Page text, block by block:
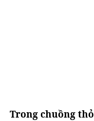
Trong chuồng